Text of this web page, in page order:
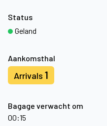
Aankomsthal
Arrivals 1
Bagage verwacht om
00:15
Status
Geland